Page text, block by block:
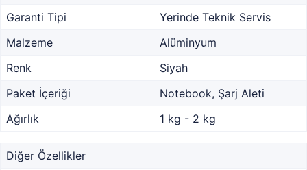
Garanti Tipi
Yerinde Teknik Servis
Malzeme
Alüminyum
Renk
Siyah
Paket İçeriği
Notebook, Şarj Aleti
Ağırlık
1 kg - 2 kg
Diğer Özellikler